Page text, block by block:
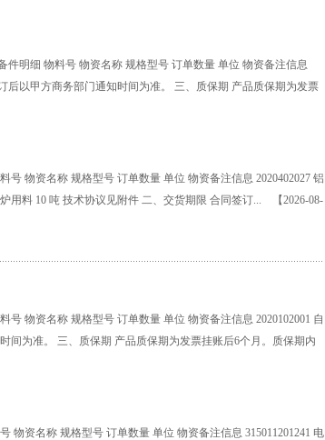
明细 物料号 物资名称 规格型号 订单数量 单位 物资备注信息
后以甲方商务部门通知时间为准。 三、质保期 产品质保期为发票
物资名称 规格型号 订单数量 单位 物资备注信息 2020402027 铝
用料 10 吨 技术协议见附件 二、交货期限 合同签订...
【2026-08-
物资名称 规格型号 订单数量 单位 物资备注信息 2020102001 自
间为准。 三、质保期 产品质保期为发票挂账后6个月。质保期内
物资名称 规格型号 订单数量 单位 物资备注信息 315011201241 电